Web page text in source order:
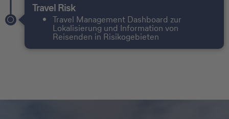
Travel Risk
Travel Management Dashboard zur
Lokalisierung und Information von
Reisenden in Risikogebieten